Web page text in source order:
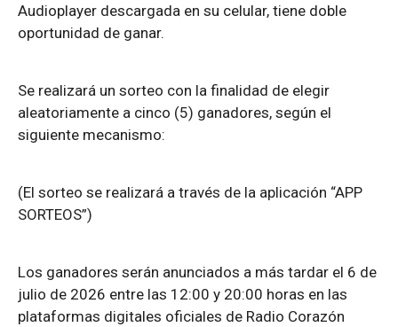
Audioplayer descargada en su celular, tiene doble
oportunidad de ganar.
Se realizará un sorteo con la finalidad de elegir
aleatoriamente a cinco (5) ganadores, según el
siguiente mecanismo:
(El sorteo se realizará a través de la aplicación “APP
SORTEOS”)
Los ganadores serán anunciados a más tardar el 6 de
julio de 2026 entre las 12:00 y 20:00 horas en las
plataformas digitales oficiales de Radio Corazón